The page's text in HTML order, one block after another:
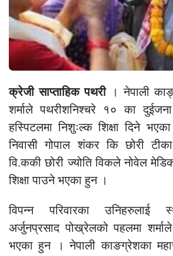
क्रेजी साप्ताहिक पथरी
। नेपाली
शर्माले पथरीशनिश्चरे १० का दुईजना
हस्पिटलमा निशुःल्क शिक्षा दिने
निवासी गोपाल शंकर कि छोरी
वि.ककी छोरी ज्योति विकले नोवेल
शिक्षा पाउने भएका हुन ।
विपन्न परिवारका उनिहरुलाई
अर्जुनप्रसाद पोख्रेलको पहलमा
भएका हुन । नेपाली काङग्रेशका